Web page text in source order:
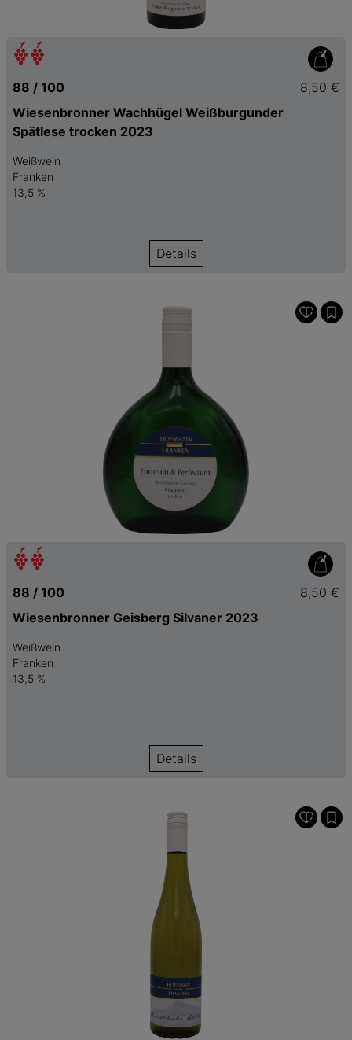
88 / 100
8,50 €
Wiesenbronner Wachhügel Weißburgunder
Spätlese trocken 2023
Weißwein
Franken
13,5 %
Details
88 / 100
8,50 €
Wiesenbronner Geisberg Silvaner 2023
Weißwein
Franken
13,5 %
Details